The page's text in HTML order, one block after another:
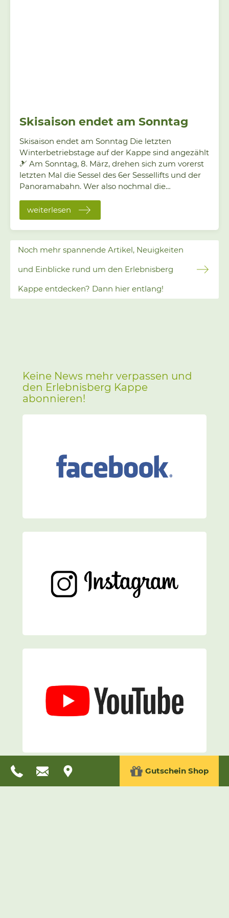
Skisaison endet am Sonntag
Skisaison endet am Sonntag Die letzten
Winterbetriebstage auf der Kappe sind angezählt
🎿 Am Sonntag, 8. März, drehen sich zum vorerst
letzten Mal die Sessel des 6er Sessellifts und der
Panoramabahn. Wer also nochmal die
beeilen. Das Motto momentan lautet absolut:
Frühjahrsskilauf mit viel Sonne und milden
Temperaturen 🌝 Schwingt euch auf die Bretter
und zieht die letzten Schwünge der Saison 2026
auf der Kappe 🫠 Das Förderband Käppchen ist
schon in der Sommerpause.
weiterlesen
Noch mehr spannende Artikel, Neuigkeiten
und Einblicke rund um den Erlebnisberg
Kappe entdecken? Dann hier entlang!
Keine News mehr verpassen und
den Erlebnisberg Kappe
abonnieren!
Gutschein Shop